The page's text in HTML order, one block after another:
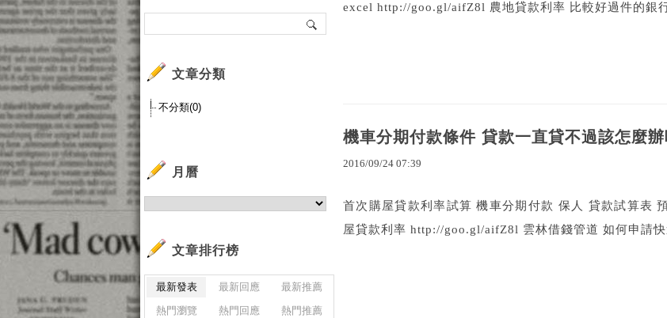
excel http://goo.gl/aifZ8l 農地貸款利率 比較好過件的銀
機車分期付款條件 貸款一直貸不過該怎麼
2016/09/24 07:39
首次購屋貸款利率試算 機車分期付款 保人 貸款試算表
屋貸款利率 http://goo.gl/aifZ8l 雲林借錢管道 如何申請
文章分類
不分類(0)
月曆
文章排行榜
最新發表 最新回應
最新推薦
熱門瀏覽
熱門回應 熱門推薦